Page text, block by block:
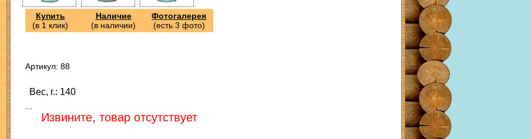
Купить
(в 1 клик)
Наличие
(в наличии)
Фотогалерея
(есть 3 фото)
Артикул: 88
Вес, г.: 140
Извините, товар отсутствует